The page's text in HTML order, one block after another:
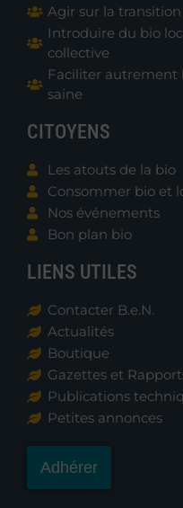
Agir sur la
Introduire du bio
collective
Faciliter autrement
saine
CITOYENS
Les atouts de la bio
Consommer bio et
Nos événements
Bon plan bio
LIENS UTILES
Contacter B.e.N.
Actualités
Boutique
Gazettes et
Publications
Petites annonces
Adhérer